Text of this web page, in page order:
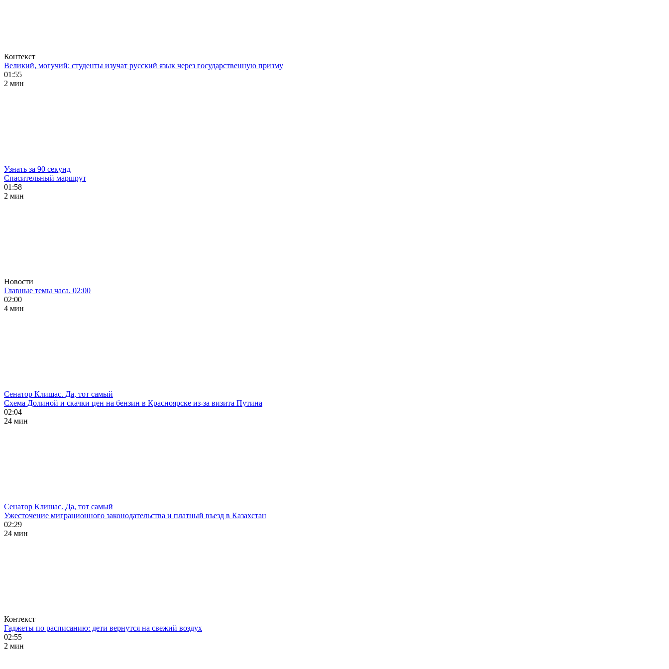
Контекст
Великий, могучий: студенты изучат русский язык через государственную призму
01:55
2 мин
Узнать за 90 секунд
Спасительный маршрут
01:58
2 мин
Новости
Главные темы часа. 02:00
02:00
4 мин
Сенатор Клишас. Да, тот самый
Схема Долиной и скачки цен на бензин в Красноярске из-за визита Путина
02:04
24 мин
Сенатор Клишас. Да, тот самый
Ужесточение миграционного законодательства и платный въезд в Казахстан
02:29
24 мин
Контекст
Гаджеты по расписанию: дети вернутся на свежий воздух
02:55
2 мин